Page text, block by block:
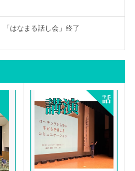
はなまる話し会」終了